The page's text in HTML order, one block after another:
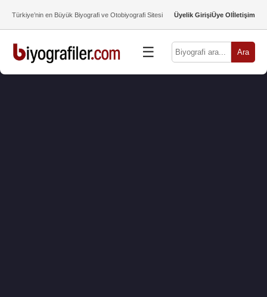
Türkiye’nin en Büyük Biyografi ve Otobiyografi Sitesi Üyelik GirişiÜye Olİletişim
☰ Ara